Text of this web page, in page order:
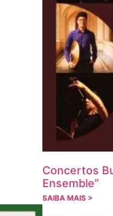
Concertos
Ensemble”
SAIBA MAIS >